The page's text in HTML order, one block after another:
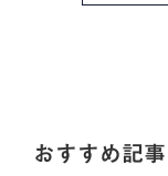
おすすめ記事